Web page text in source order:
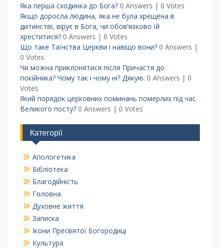
Яка перша сходинка до Бога? 0 Answers | 0 Votes
Якщо доросла людина, яка не була хрещена в
дитинстві, вірує в Бога, чи обов’язково їй
хреститися? 0 Answers | 0 Votes
Що таке Таїнства Церкви і навіщо вони? 0 Answers |
0 Votes
Чи можна приклонятися після Причастя до
покійника? Чому так і чому ні? Дякую. 0 Answers | 0
Votes
Який порядок церковних поминань померлих під час
Великого посту? 0 Answers | 0 Votes
Категорії
Апологетика
Бібліотека
Благодійність
Головна
Духовне життя
Записка
Ікони Пресвятої Богородиці
Культура